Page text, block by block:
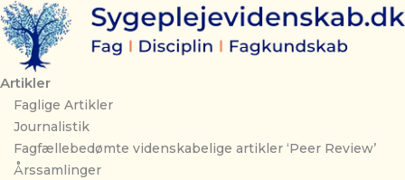
Gå
til
indholdet
Artikler
Faglige Artikler
Journalistik
Fagfællebedømte videnskabelige artikler ‘Peer Review’
Årssamlinger